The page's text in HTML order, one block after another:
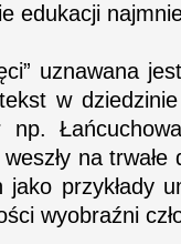
edukacji
uznawana
w
na
przykłady
wyobraźni